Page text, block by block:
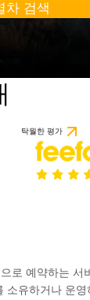
차 검색
탁월한 평가
로 예약하는 서
소유하거나 운